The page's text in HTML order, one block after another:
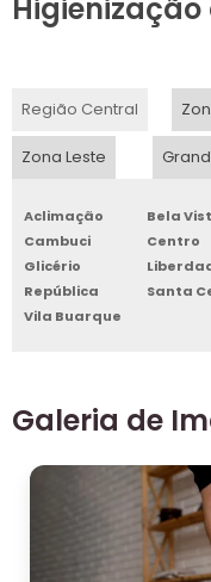
Região Central
Zona Leste
Aclimação Bela
Cambuci
Centro
Glicério
República
Santa
Vila Buarque
Galeria de